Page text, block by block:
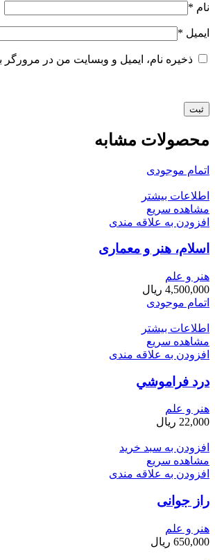
نام *
ایمیل *
ذخیره نام، ایمیل و وبسایت من در
محصولات مشابه
اتمام موجودی
اطلاعات بیشتر
مشاهده سریع
افزودن به علاقه مندی
اسلام، هنر و معماری
هنر و علم
4,500,000 ریال
اتمام موجودی
اطلاعات بیشتر
مشاهده سریع
افزودن به علاقه مندی
درد فراموشي
هنر و علم
22,000 ریال
افزودن به سبد خرید
مشاهده سریع
افزودن به علاقه مندی
راز جوانی
هنر و علم
650,000 ریال